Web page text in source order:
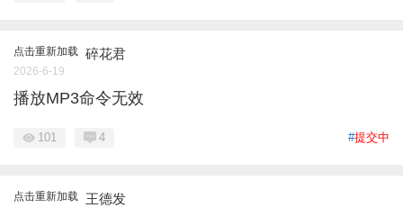
点击重新加载 碎花君
2026-6-19
播放MP3命令无效
#提交中
101 4
点击重新加载 王德发